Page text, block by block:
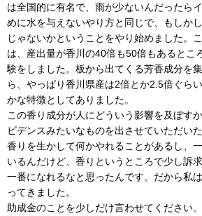
は全国的に有名で、雨が少ないんだったら
めに水を与えないやり方と同じで、もしか
じゃないかということをやり始めました。
は、産出量が香川の40倍も50倍もあるとこ
験をしました。板から出てくる芳香成分を
ら、やっぱり香川県産は2倍とか2.5倍ぐら
かな特徴としてありました。
この香り成分が人にどういう影響を及ぼす
ビデンスみたいなものを出させていただい
香りを生かして何かやれることがあるし、
いるんだけど、香りというところで少し訴
一番になれるなと思ったんです。だから私
ってきました。
助成金のことを少しだけ言わせてください